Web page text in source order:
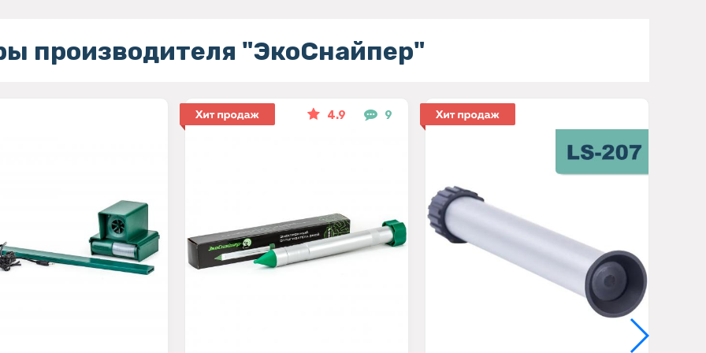
производителя "ЭкоСнайпер"
4.9 9